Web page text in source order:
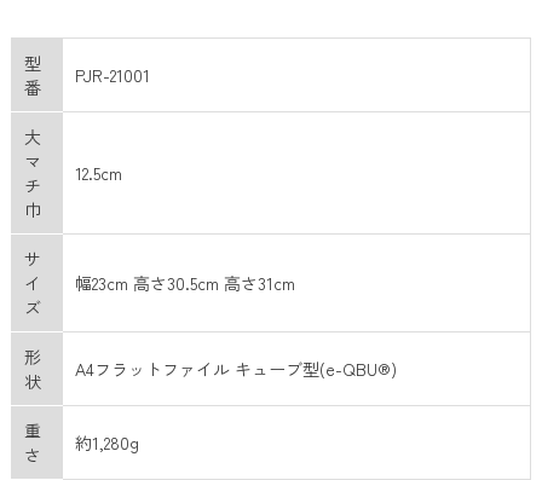
型
番
PJR-21001
大
マ
チ
巾
12.5cm
サ
イ
ズ
幅23cm 高さ30.5cm 高さ31cm
形
状
A4フラットファイル キューブ型(e-QBU®)
重
さ
約1,280g